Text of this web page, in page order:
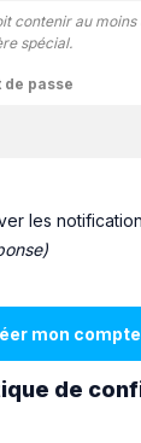
contenir au
spécial.
passe
les
de